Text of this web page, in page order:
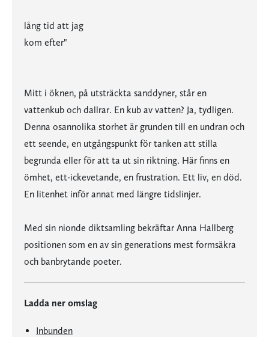
lång tid att jag
kom efter"
Mitt i öknen, på utsträckta sanddyner, står en
vattenkub och dallrar. En kub av vatten? Ja, tydligen.
Denna osannolika storhet är grunden till en undran och
ett seende, en utgångspunkt för tanken att stilla
begrunda eller för att ta ut sin riktning. Här finns en
ömhet, ett-ickevetande, en frustration. Ett liv, en död.
En litenhet inför annat med längre tidslinjer.
Med sin nionde diktsamling bekräftar Anna Hallberg
positionen som en av sin generations mest formsäkra
och banbrytande poeter.
Ladda ner omslag
Inbunden